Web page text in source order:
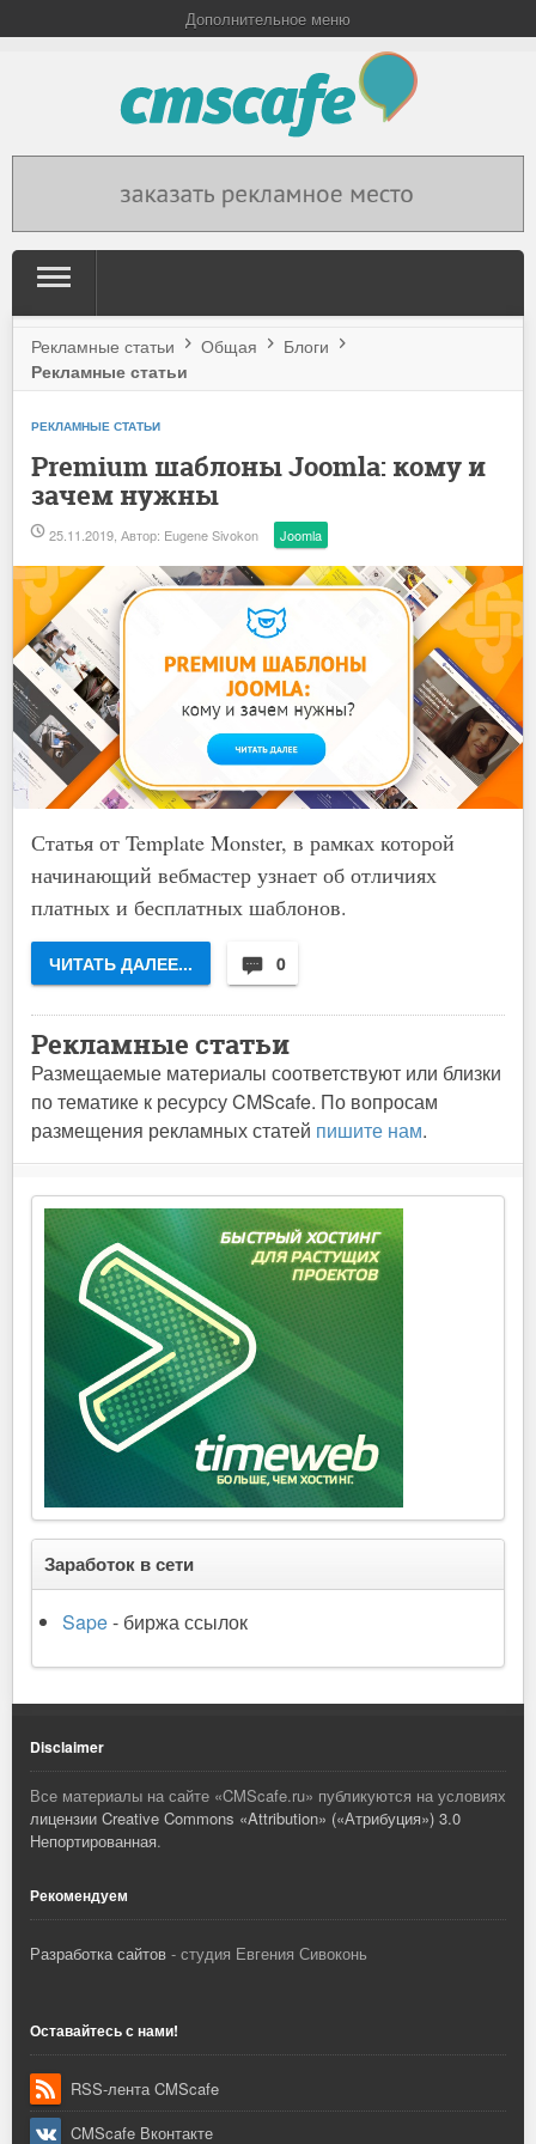
Дополнительное меню
Рекламные статьи Общая
Блоги
Рекламные статьи
РЕКЛАМНЫЕ СТАТЬИ
Premium шаблоны Joomla: кому и
зачем нужны
25.11.2019 Автор: Eugene Sivokon Joomla
Статья от Template Monster, в рамках которой
начинающий вебмастер узнает об отличиях
платных и бесплатных шаблонов.
ЧИТАТЬ ДАЛЕЕ... 0
Рекламные статьи
Размещаемые материалы соответствуют или близки
по тематике к ресурсу CMScafe. По вопросам
размещения рекламных статей пишите нам.
Заработок в сети
Sape- биржа ссылок
Disclaimer
Все материалы на сайте «CMScafe.ru» публикуются на условиях
лицензии Creative Commons «Attribution» («Атрибуция») 3.0
Непортированная.
Рекомендуем
Разработка сайтов - студия Евгения Сивоконь
Оставайтесь с нами!
RSS-лента CMScafe
CMScafe Вконтакте